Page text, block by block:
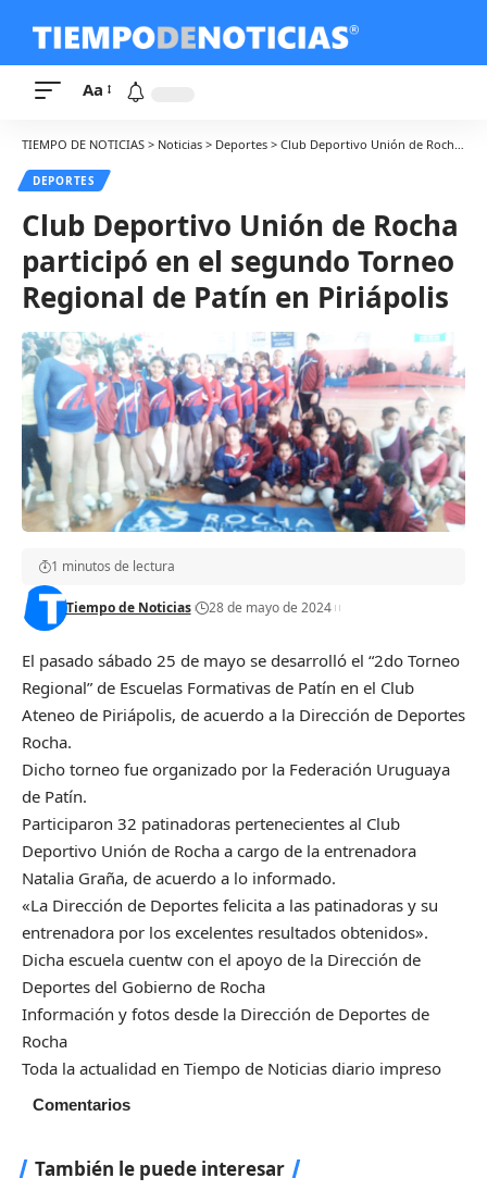
Aa
TIEMPO DE NOTICIAS > Noticias > Deportes > Club Deportivo Unión de Rocha participó en el segundo Torneo Regional de Patín en Piriápolis
DEPORTES
Club Deportivo Unión de Rocha
participó en el segundo Torneo
Regional de Patín en Piriápolis
Tiempo de Noticias 28 de mayo de 2024
1 minutos de lectura
El pasado sábado 25 de mayo se desarrolló el “2do Torneo
Regional” de Escuelas Formativas de Patín en el Club
Ateneo de Piriápolis, de acuerdo a la Dirección de Deportes
Rocha.
Dicho torneo fue organizado por la Federación Uruguaya
de Patín.
Participaron 32 patinadoras pertenecientes al Club
Deportivo Unión de Rocha a cargo de la entrenadora
Natalia Graña, de acuerdo a lo informado.
«La Dirección de Deportes felicita a las patinadoras y su
entrenadora por los excelentes resultados obtenidos».
Dicha escuela cuentw con el apoyo de la Dirección de
Deportes del Gobierno de Rocha
Información y fotos desde la Dirección de Deportes de
Rocha
Toda la actualidad en Tiempo de Noticias diario impreso
Comentarios
También le puede interesar